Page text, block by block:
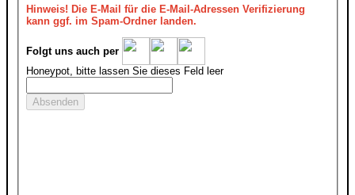
Hinweis!Die E-Mail für die E-Mail-Adressen Verifizierung
kann ggf. im Spam-Ordner landen.
Folgt uns auch per
Honeypot, bitte lassen Sie dieses Feld leer